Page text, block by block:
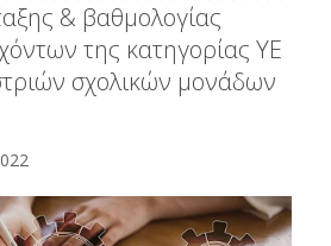
& βαθμολογίας
της κατηγορίας ΥΕ
σχολικών μονάδων